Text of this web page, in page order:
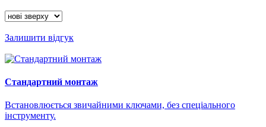
Залишити відгук
Стандартний монтаж
Встановлюється звичайними ключами, без спеціального
інструменту.